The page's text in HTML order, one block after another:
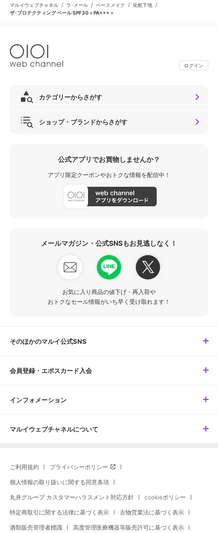
マルイウェブチャネル / ラ･メール / ベースメイク / 化粧下地 /
ザ･プロテクティング ベール SPF30＜PA+++＞
ログイン
カテゴリーからさがす
ショップ・ブランドからさがす
公式アプリでお買物しませんか？
アプリ限定クーポンやおトクな情報を配信中！
メールマガジン・公式SNSもお見逃しなく！
お気に入り商品の値下げ・再入荷や
おトクなセール情報がいち早く受け取れます！
そのほかのマルイ公式SNS
会員登録・エポスカード入会
インフォメーション
マルイウェブチャネルについて
ご利用規約 プライバシーポリシー
個人情報の取り扱いに関する同意条項
丸井グループ カスタマーハラスメント対応方針 cookieポリシー
特定商取引に関する法律に基づく表示 古物営業法に基づく表示
酒類販売管理者標識 高度管理医療機器等販売許可に基づく表示